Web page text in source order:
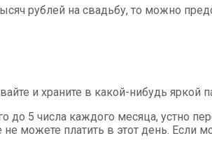
рублей на свадьбу, то можно
и храните в какой-нибудь яркой
до 5 числа каждого месяца, устно
можете платить в этот день. Если